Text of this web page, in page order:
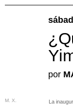
por
M. X.
La